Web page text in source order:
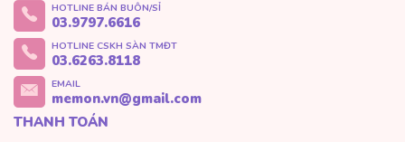
HOTLINE BÁN BUÔN/SỈ
03.9797.6616
HOTLINE CSKH SÀN TMĐT
03.6263.8118
EMAIL
memon.vn@gmail.com
THANH TOÁN